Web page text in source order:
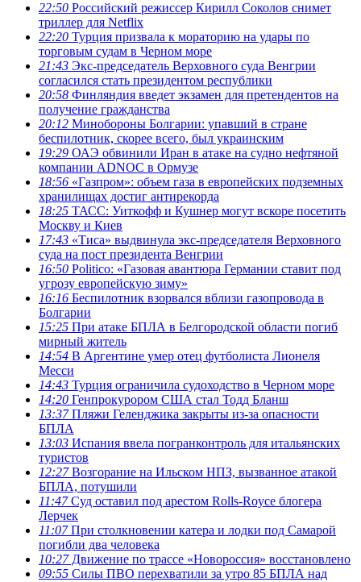
22:50 Российский режиссер Кирилл Соколов снимет
триллер для Netflix
22:20 Турция призвала к мораторию на удары по
торговым судам в Черном море
21:43 Экс-председатель Верховного суда Венгрии
согласился стать президентом республики
20:58 Финляндия введет экзамен для претендентов на
получение гражданства
20:12 Минобороны Болгарии: упавший в стране
беспилотник, скорее всего, был украинским
19:29 ОАЭ обвинили Иран в атаке на судно нефтяной
компании ADNOC в Ормузе
18:56 «Газпром»: объем газа в европейских подземных
хранилищах достиг антирекорда
18:25 ТАСС: Уиткофф и Кушнер могут вскоре посетить
Москву и Киев
17:43 «Тиса» выдвинула экс-председателя Верховного
суда на пост президента Венгрии
16:50 Politico: «Газовая авантюра Германии ставит под
угрозу европейскую зиму»
16:16 Беспилотник взорвался вблизи газопровода в
Болгарии
15:25 При атаке БПЛА в Белгородской области погиб
мирный житель
14:54 В Аргентине умер отец футболиста Лионеля
Месси
14:43 Турция ограничила судоходство в Черном море
14:20 Генпрокурором США стал Тодд Бланш
13:37Пляжи Геленджика закрыты из-за опасности
БПЛА
13:03 Испания ввела погранконтроль для итальянских
туристов
12:27Возгорание на Ильском НПЗ, вызванное атакой
БПЛА, потушили
11:47Суд оставил под арестом Rolls-Royce блогера
Лерчек
11:07При столкновении катера и лодки под Самарой
погибли два человека
10:27Движение по трассе «Новороссия» восстановлено
09:55 Силы ПВО перехватили за утро 85 БПЛА над